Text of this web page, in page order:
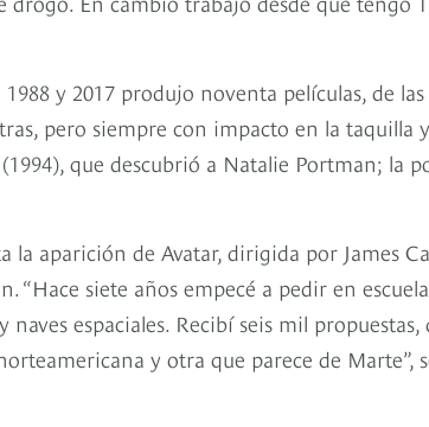
y 2017 produjo noventa películas, de
pero siempre con impacto en la taquilla
que descubrió a Natalie Portman; la
la aparición de Avatar, dirigida por James
“Hace siete años empecé a pedir en
naves espaciales. Recibí seis mil
y otra que parece de